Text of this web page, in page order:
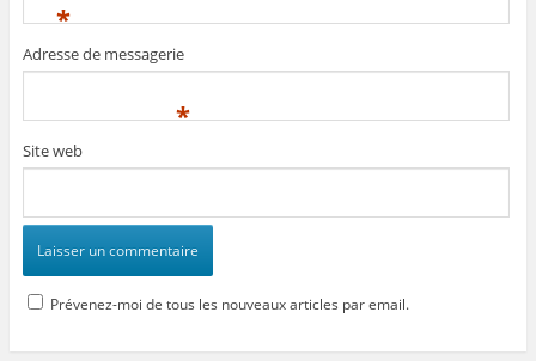
*
Adresse de messagerie
*
Site web
Prévenez-moi de tous les nouveaux articles par email.